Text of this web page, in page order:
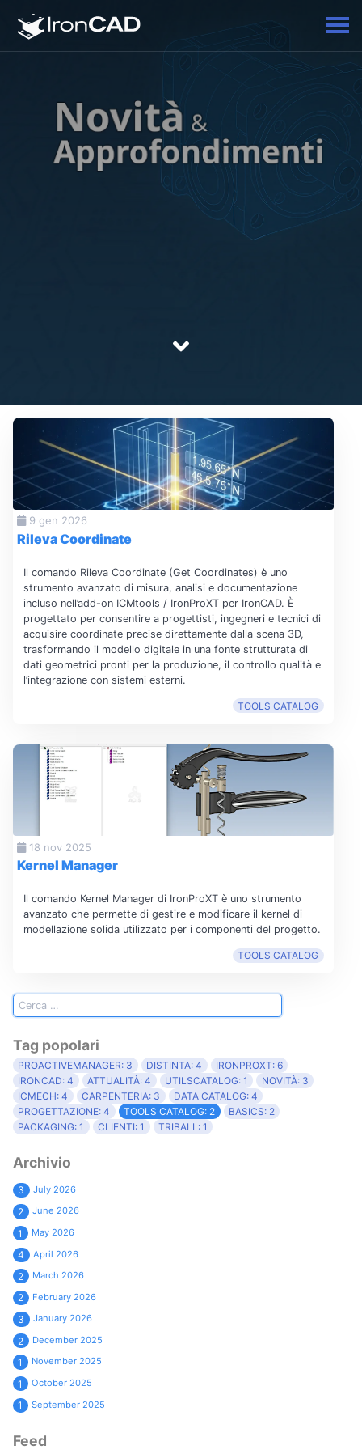
9 gen 2026
Rileva Coordinate
Il comando Rileva Coordinate (Get Coordinates) è uno
strumento avanzato di misura, analisi e documentazione
incluso nell’add-on ICMtools / IronProXT per IronCAD. È
progettato per consentire a progettisti, ingegneri e tecnici di
acquisire coordinate precise direttamente dalla scena 3D,
trasformando il modello digitale in una fonte strutturata di
dati geometrici pronti per la produzione, il controllo qualità e
l’integrazione con sistemi esterni.
TOOLS CATALOG
18 nov 2025
Kernel Manager
Il comando Kernel Manager di IronProXT è uno strumento
avanzato che permette di gestire e modificare il kernel di
modellazione solida utilizzato per i componenti del progetto.
TOOLS CATALOG
Tag popolari
PROACTIVEMANAGER: 3 DISTINTA: 4
IRONPROXT: 6
IRONCAD: 4
ATTUALITÀ: 4 UTILSCATALOG: 1
NOVITÀ: 3
ICMECH: 4
CARPENTERIA: 3
DATA CATALOG: 4
PROGETTAZIONE: 4
TOOLS CATALOG: 2
BASICS: 2
PACKAGING: 1
CLIENTI: 1 TRIBALL: 1
Archivio
3 July 2026
2 June 2026
1 May 2026
4 April 2026
2 March 2026
2 February 2026
3 January 2026
2 December 2025
1 November 2025
1 October 2025
1 September 2025
Feed